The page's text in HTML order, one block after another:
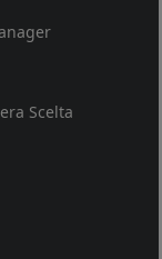
Scelta